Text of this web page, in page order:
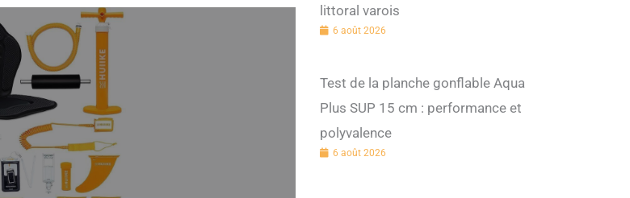
littoral varois
6 août 2026
Test de la planche gonflable Aqua
Plus SUP 15 cm : performance et
polyvalence
6 août 2026